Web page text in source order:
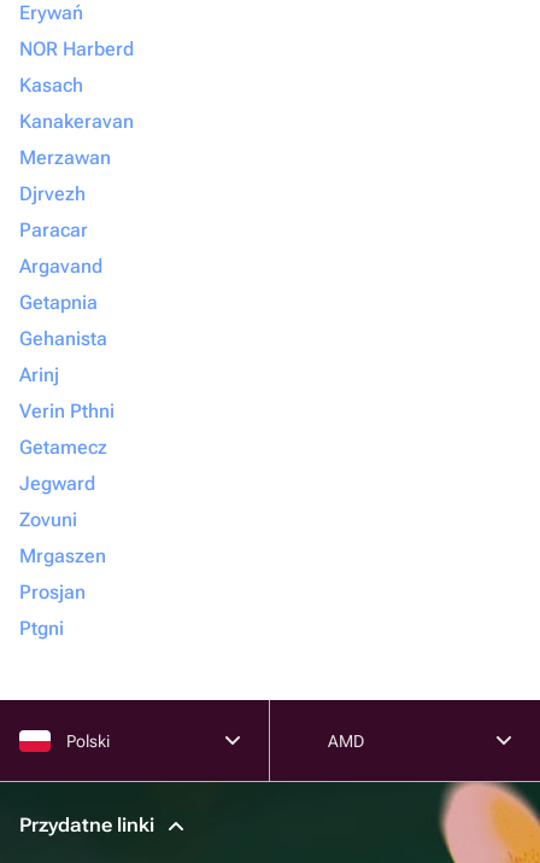
Erywań
NOR Harberd
Kasach
Kanakeravan
Merzawan
Djrvezh
Paracar
Argavand
Getapnia
Gehanista
Arinj
Verin Pthni
Getamecz
Jegward
Zovuni
Mrgaszen
Prosjan
Ptgni
Polski AMD
Przydatne linki